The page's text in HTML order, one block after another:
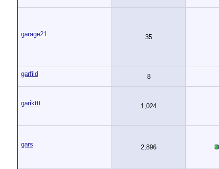
garage21 35
garfild 8
garikttt 1,024
gars 2,896